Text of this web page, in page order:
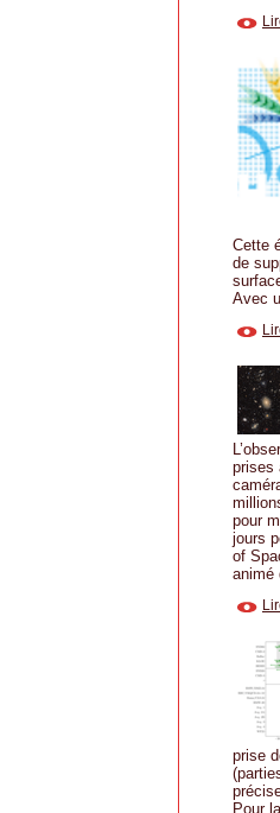
Cette
de
Avec
prises
pour
jours
of
animé
prise
Pour